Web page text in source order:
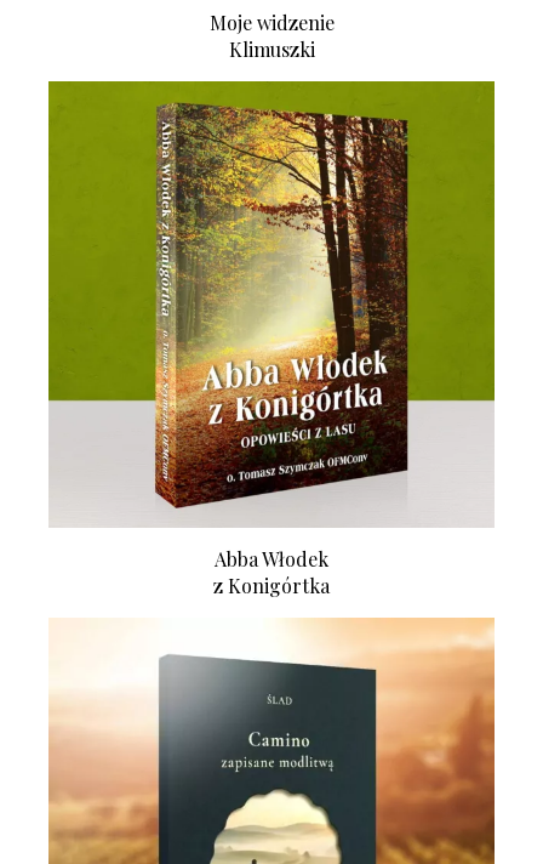
Moje widzenie
Klimuszki
Abba Włodek
z Konigórtka